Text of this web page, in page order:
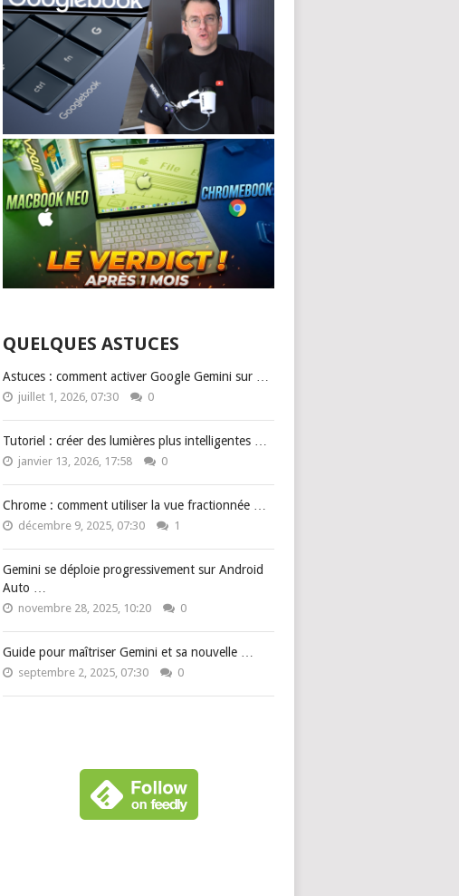
QUELQUES ASTUCES
Astuces : comment activer Google Gemini sur …
juillet 1, 2026, 07:30 0
Tutoriel : créer des lumières plus intelligentes …
janvier 13, 2026, 17:58 0
Chrome : comment utiliser la vue fractionnée …
décembre 9, 2025, 07:30 1
Gemini se déploie progressivement sur Android
Auto …
novembre 28, 2025, 10:20 0
Guide pour maîtriser Gemini et sa nouvelle …
septembre 2, 2025, 07:30 0